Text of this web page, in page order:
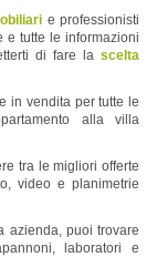
e professionisti
e tutte le informazioni
di fare la scelta
in vendita per tutte le
alla villa
tra le migliori offerte
video e planimetrie
azienda, puoi trovare
laboratori e